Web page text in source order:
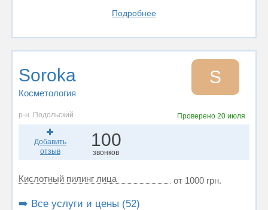
Подробнее
Soroka
Косметология
S
р-н. Подольский Проверено 20 июля
Добавить
отзыв
100
звонков
Кислотный пилинг лица от 1000 грн.
➡️ Все услуги и цены (52)